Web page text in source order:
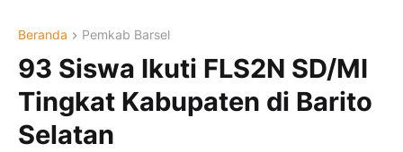
Beranda Pemkab Barsel
93 Siswa Ikuti FLS2N SD/MI
Tingkat Kabupaten di Barito
Selatan